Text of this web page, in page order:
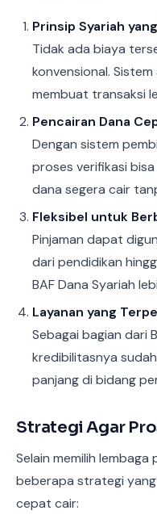
Prinsip Syariah
Tidak ada biaya
konvensional.
membuat transaksi
Pencairan Dana
Dengan sistem
proses verifikasi
dana segera cair
Fleksibel untuk
Pinjaman dapat
dari pendidikan
BAF Dana Syariah
Layanan yang
Sebagai bagian dari
kredibilitasnya
panjang di bidang
Strategi Agar
Selain memilih
beberapa strategi
cepat cair: